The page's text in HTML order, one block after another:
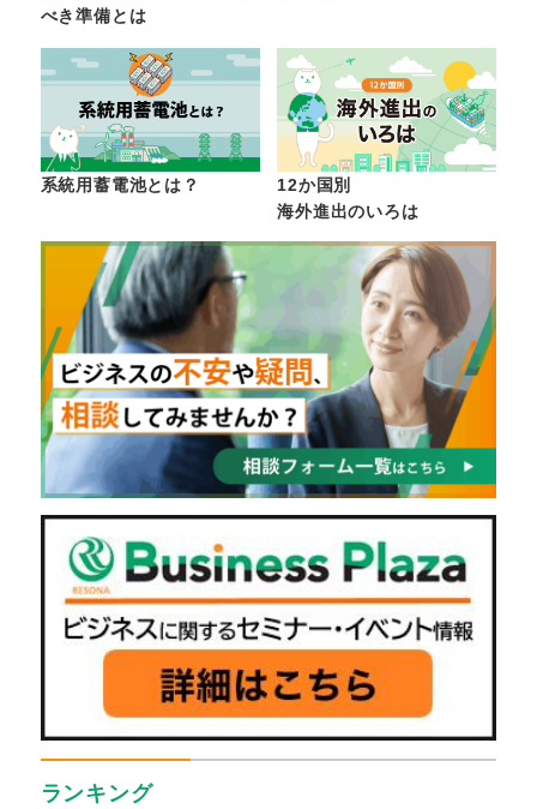
べき準備とは
系統用蓄電池とは？
12か国別
海外進出のいろは
ランキング